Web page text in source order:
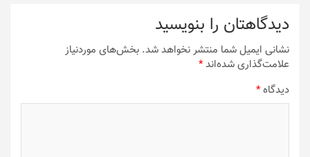
دیدگاهتان را بنویسید
نشانی ایمیل شما منتشر نخواهد شد. بخش‌های موردنیاز
علامت‌گذاری شده‌اند*
دیدگاه*